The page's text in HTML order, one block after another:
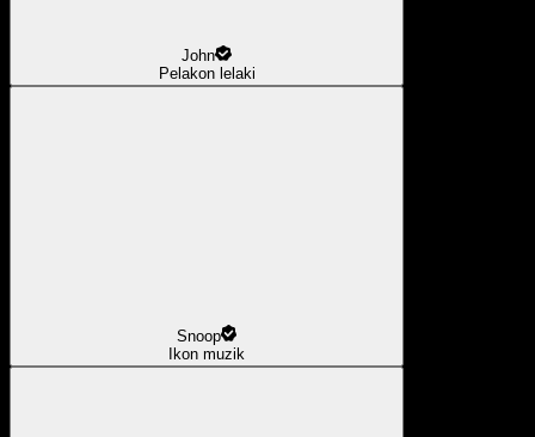
John
Pelakon lelaki
Snoop
Ikon muzik